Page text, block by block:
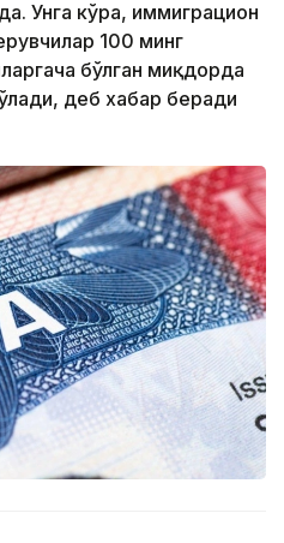
Унга кўра, иммиграцион
100 минг
бўлган миқдорда
деб хабар беради